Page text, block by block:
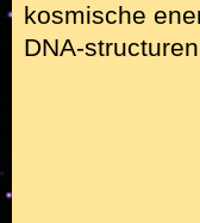
kosmische
DNA-